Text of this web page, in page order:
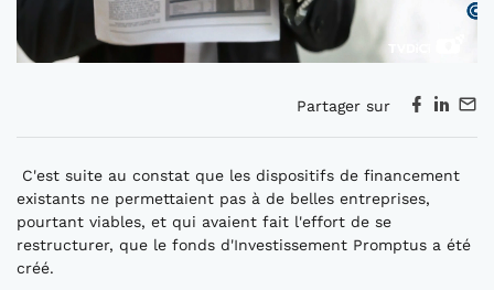
Partager sur
C'est suite au constat que les dispositifs de financement
existants ne permettaient pas à de belles entreprises,
pourtant viables, et qui avaient fait l'effort de se
restructurer, que le fonds d'Investissement Promptus a été
créé.